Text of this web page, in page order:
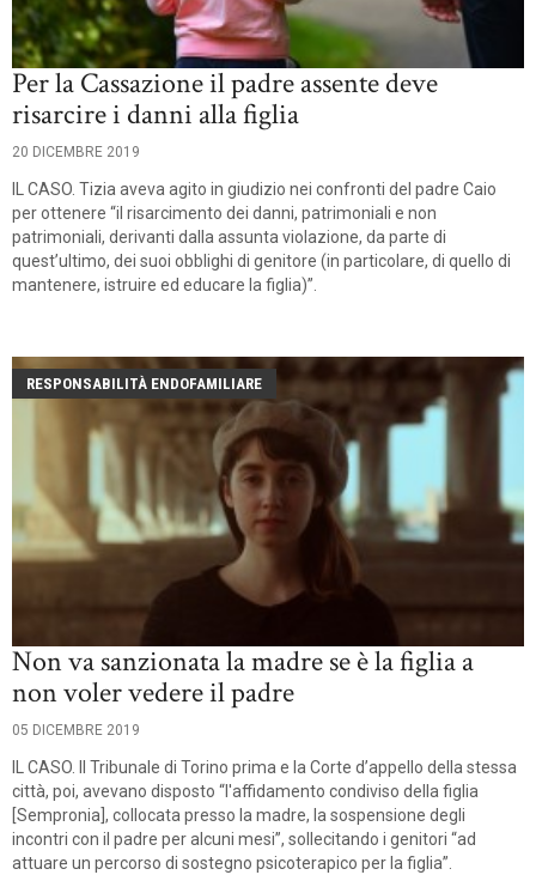
Per la Cassazione il padre assente deve
risarcire i danni alla figlia
20 DICEMBRE 2019
IL CASO. Tizia aveva agito in giudizio nei confronti del padre Caio
per ottenere “il risarcimento dei danni, patrimoniali e non
patrimoniali, derivanti dalla assunta violazione, da parte di
quest’ultimo, dei suoi obblighi di genitore (in particolare, di quello di
mantenere, istruire ed educare la figlia)”.
RESPONSABILITÀ ENDOFAMILIARE
Non va sanzionata la madre se è la figlia a
non voler vedere il padre
05 DICEMBRE 2019
IL CASO. Il Tribunale di Torino prima e la Corte d’appello della stessa
città, poi, avevano disposto “l'affidamento condiviso della figlia
[Sempronia], collocata presso la madre, la sospensione degli
incontri con il padre per alcuni mesi”, sollecitando i genitori “ad
attuare un percorso di sostegno psicoterapico per la figlia”.